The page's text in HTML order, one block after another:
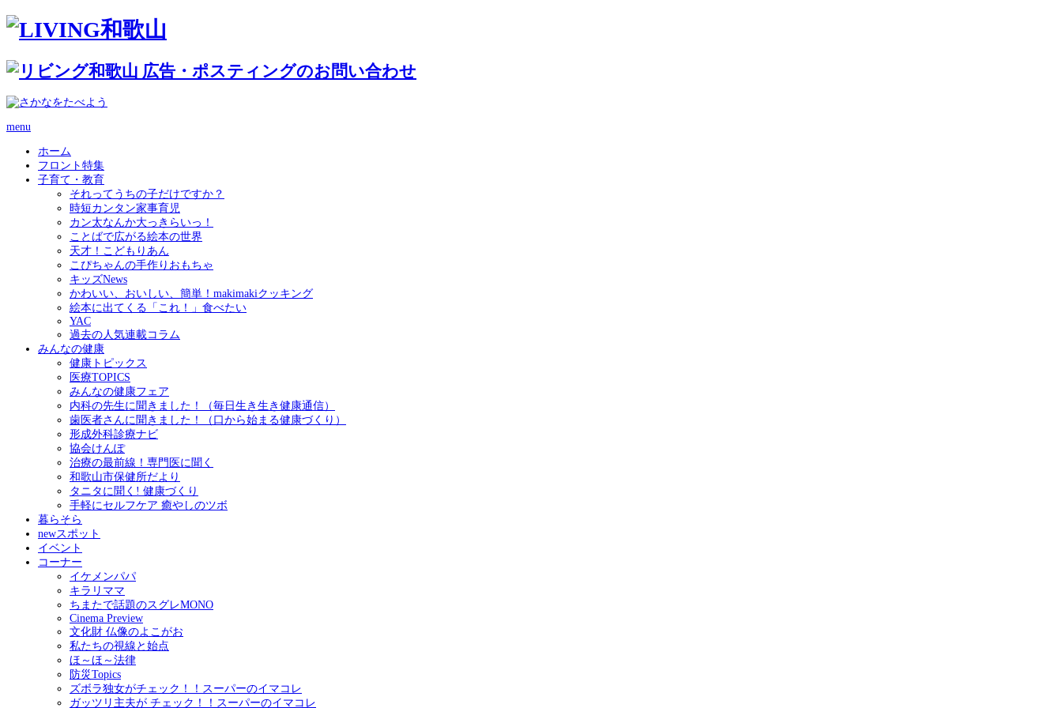
menu
ホーム
フロント特集
子育て・教育
それってうちの子だけですか？
時短カンタン家事育児
カン太なんか大っきらいっ！
ことばで広がる絵本の世界
天才！こどもりあん
こぴちゃんの手作りおもちゃ
キッズNews
かわいい、おいしい、簡単！makimakiクッキング
絵本に出てくる「これ！」食べたい
YAC
過去の人気連載コラム
みんなの健康
健康トピックス
医療TOPICS
みんなの健康フェア
内科の先生に聞きました！（毎日生き生き健康通信）
歯医者さんに聞きました！（口から始まる健康づくり）
形成外科診療ナビ
協会けんぽ
治療の最前線！専門医に聞く
和歌山市保健所だより
タニタに聞く! 健康づくり
手軽にセルフケア 癒やしのツボ
暮らそら
newスポット
イベント
コーナー
イケメンパパ
キラリママ
ちまたで話題のスグレMONO
Cinema Preview
文化財 仏像のよこがお
私たちの視線と始点
ほ～ほ～法律
防災Topics
ズボラ独女がチェック！！スーパーのイマコレ
ガッツリ主夫が チェック！！スーパーのイマコレ